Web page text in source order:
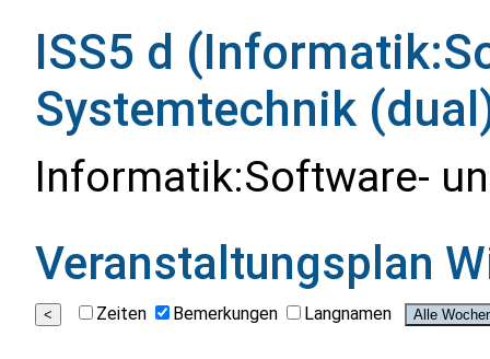
ISS5 d
Systemtechnik
Informatik:Software-
Veranstaltungsplan
Zeiten Bemerkungen Langnamen